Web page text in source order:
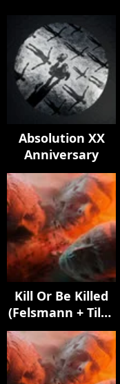
Absolution XX
Anniversary
Kill Or Be Killed
(Felsmann + Tiley
Reinterpretation)